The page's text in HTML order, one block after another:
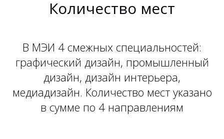
Количество мест
В МЭИ 4 смежных специальностей:
графический дизайн, промышленный
дизайн, дизайн интерьера,
медиадизайн. Количество мест указано
в сумме по 4 направлениям